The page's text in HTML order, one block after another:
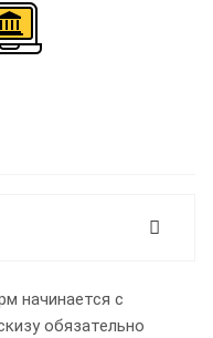
начинается с
обязательно